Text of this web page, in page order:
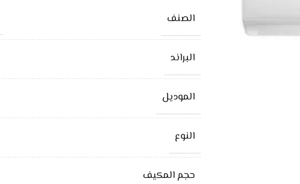
الصنف
البراند
الموديل
النوع
حجم المكيف